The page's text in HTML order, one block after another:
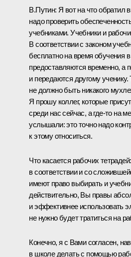
В.Путин: Я вот на что обратил
надо проверить
учебниками. Учебники и
В соответствии с законом
бесплатно на время обучения
предоставляются временно, а
и передаются другому ученику.
не должно быть никакого
Я прошу коллег, которые
среди нас сейчас, а где‑то на
услышали: это точно надо
к этому относиться.
Что касается рабочих
в соответствии и со
имеют право выбирать и
действительно, Вы правы
и эффективнее использовать
не нужно будет тратиться на
Конечно, я с Вами согласен,
в школе делать с помощью